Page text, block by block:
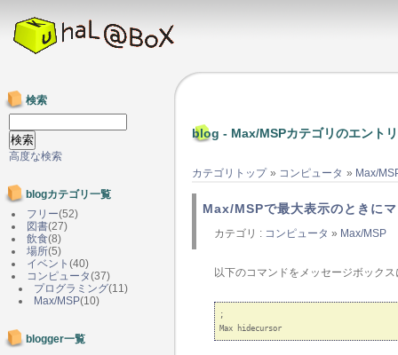
blog - Max/MSPカテゴリのエントリ
カテゴリトップ » コンピュータ » Max/
Max/MSPで最大表示のときに
カテゴリ : コンピュータ » Max/MSP
以下のコマンドをメッセージボック
;
検索
高度な検索
blogカテゴリ一覧
フリー(52)
図書(27)
飲食(8)
場所(5)
イベント (40)
コンピュータ(37)
プログラミング(11)
Max/MSP(10)
blogger一覧